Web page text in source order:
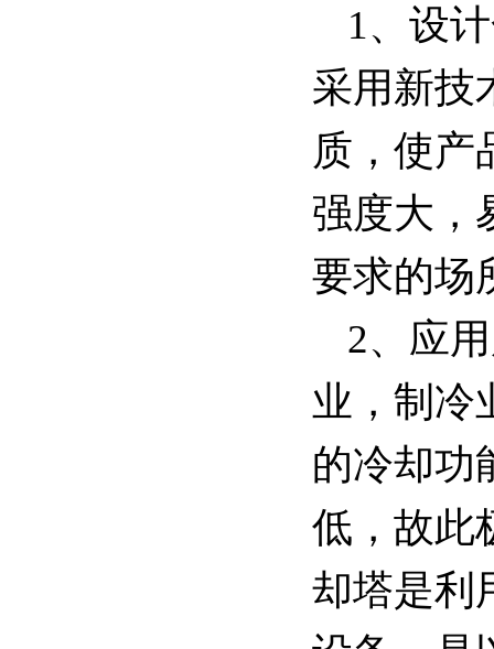
1、设
采用新技
质，使产
强度大，
要求的场
2、应
业，制冷
的冷却功
低，故此
却塔是利